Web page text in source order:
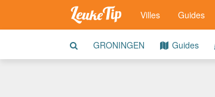
Villes Guides
GRONINGEN Guides